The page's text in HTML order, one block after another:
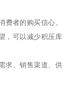
费者的购买信心。
，可以减少积压库
求、销售渠道、供